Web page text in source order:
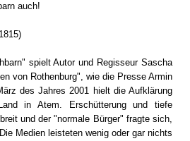
auch!
spielt Autor und Regisseur Sascha
von Rothenburg", wie die Presse Armin
des Jahres 2001 hielt die Aufklärung
in Atem. Erschütterung und tiefe
und der "normale Bürger" fragte sich,
Medien leisteten wenig oder gar nichts